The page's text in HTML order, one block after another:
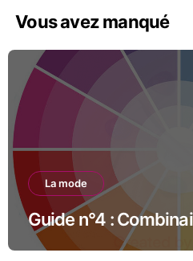
Vous avez manqué
La mode
Guide n°4 :